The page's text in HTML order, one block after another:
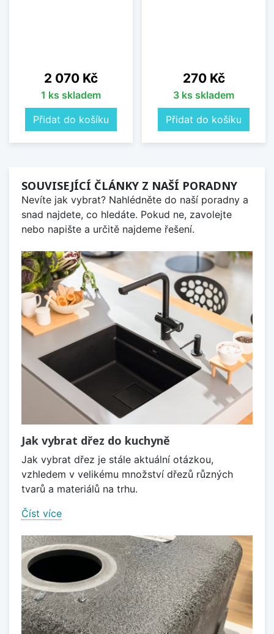
Cena
2 070 Kč
1 ks skladem
Přidat do košíku
Cena
270 Kč
3 ks skladem
Přidat do košíku
SOUVISEJÍCÍ ČLÁNKY Z NAŠÍ PORADNY
Nevíte jak vybrat? Nahlédněte do naší poradny a
snad najdete, co hledáte. Pokud ne, zavolejte
nebo napište a určitě najdeme řešení.
Jak vybrat dřez do kuchyně
Jak vybrat dřez je stále aktuální otázkou,
vzhledem v velikému množství dřezů různých
tvarů a materiálů na trhu.
Číst více